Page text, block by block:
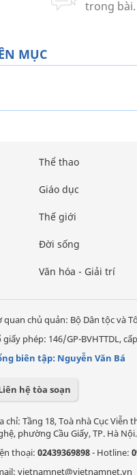
MỤC
Thể thao
Giáo dục
Thế giới
Đời sống
Văn hóa - Giải trí
quan chủ quản: Bộ Dân tộc và
giấy phép: 146/GP-BVHTTDL,
biên tập: Nguyễn Văn Bá
hệ tòa soạn
chỉ: Tầng 18, Toà nhà Cục Viễn
phường Cầu Giấy, TP. Hà Nội.
thoại: 02439369898- Hotline:
vietnamnet@vietnamnet.vn